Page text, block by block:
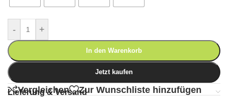
- +
In den Warenkorb
Jetzt kaufen
Vergleichen Zur Wunschliste hinzufügen
Lieferung & Versand